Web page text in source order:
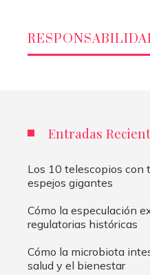
Entradas
Los 10 telescopios con
espejos gigantes
Cómo la especulación
regulatorias históricas
Cómo la microbiota
salud y el bienestar